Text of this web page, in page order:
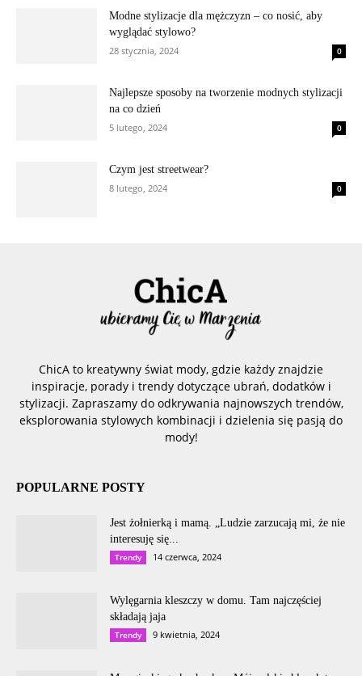
Modne stylizacje dla mężczyzn – co nosić, aby
wyglądać stylowo?
28 stycznia, 2024
0
Najlepsze sposoby na tworzenie modnych stylizacji
na co dzień
5 lutego, 2024
0
Czym jest streetwear?
8 lutego, 2024
0
ChicA to kreatywny świat mody, gdzie każdy znajdzie
inspiracje, porady i trendy dotyczące ubrań, dodatków i
stylizacji. Zapraszamy do odkrywania najnowszych trendów,
eksplorowania stylowych kombinacji i dzielenia się pasją do
mody!
POPULARNE POSTY
Jest żołnierką i mamą. „Ludzie zarzucają mi, że nie
interesuję się...
Trendy 14 czerwca, 2024
Wylęgarnia kleszczy w domu. Tam najczęściej
składają jaja
Trendy 9 kwietnia, 2024